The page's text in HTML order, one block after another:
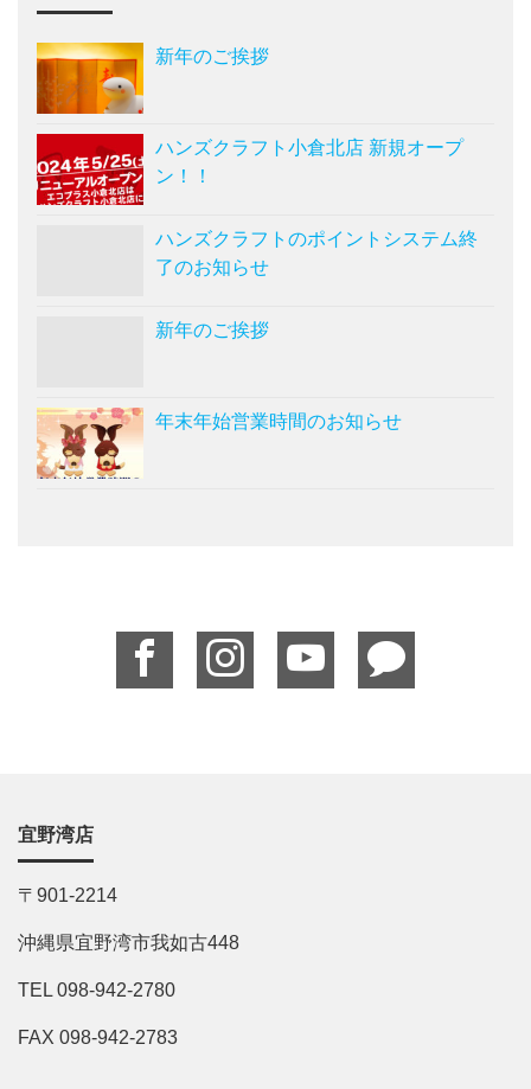
新年のご挨拶
ハンズクラフト小倉北店 新規オープ
ン！！
ハンズクラフトのポイントシステム終
了のお知らせ
新年のご挨拶
年末年始営業時間のお知らせ
宜野湾店
〒901-2214
沖縄県宜野湾市我如古448
TEL 098-942-2780
FAX 098-942-2783